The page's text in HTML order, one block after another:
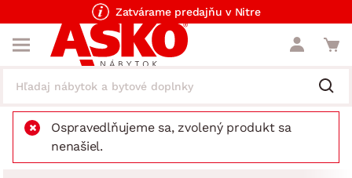
Zatvárame predajňu v Nitre
Ospravedlňujeme sa, zvolený produkt sa
nenašiel.